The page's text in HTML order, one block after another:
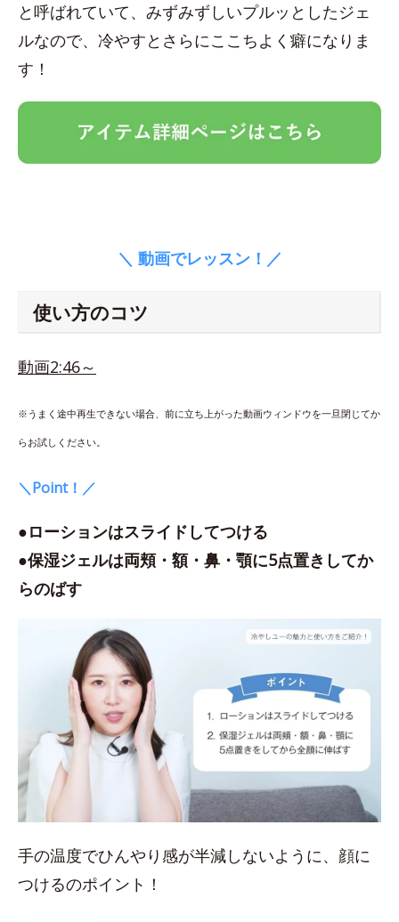
と呼ばれていて、みずみずしいプルッとしたジェ
ルなので、冷やすとさらにここちよく癖になりま
す！
＼ 動画でレッスン！／
使い方のコツ
動画2:46～
※うまく途中再生できない場合、前に立ち上がった動画ウィンドウを一旦閉じてか
らお試しください。
＼Point！／
●ローションはスライドしてつける
●保湿ジェルは両頬・額・鼻・顎に5点置きしてか
らのばす
手の温度でひんやり感が半減しないように、顔に
つけるのポイント！